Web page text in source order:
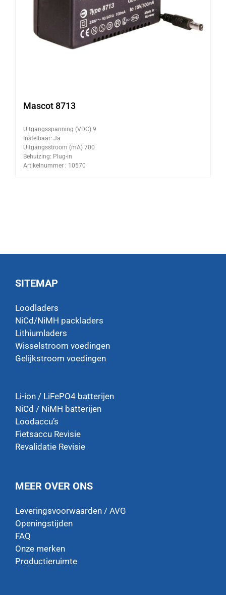
Mascot 8713
Uitgangsspanning (VDC) 9
Instelbaar: Ja
Uitgangsstroom (mA) 700
Behuizing: Plug-in
Artikelnummer : 10570
SITEMAP
Loodladers
NiCd/NiMH packladers
Lithiumladers
Wisselstroom voedingen
Gelijkstroom voedingen
Li-ion / LiFePO4 batterijen
NiCd / NiMH batterijen
Loodaccu’s
Fietsaccu Revisie
Revalidatie Revisie
MEER OVER ONS
Leveringsvoorwaarden / AVG
Openingstijden
FAQ
Onze merken
Productieruimte